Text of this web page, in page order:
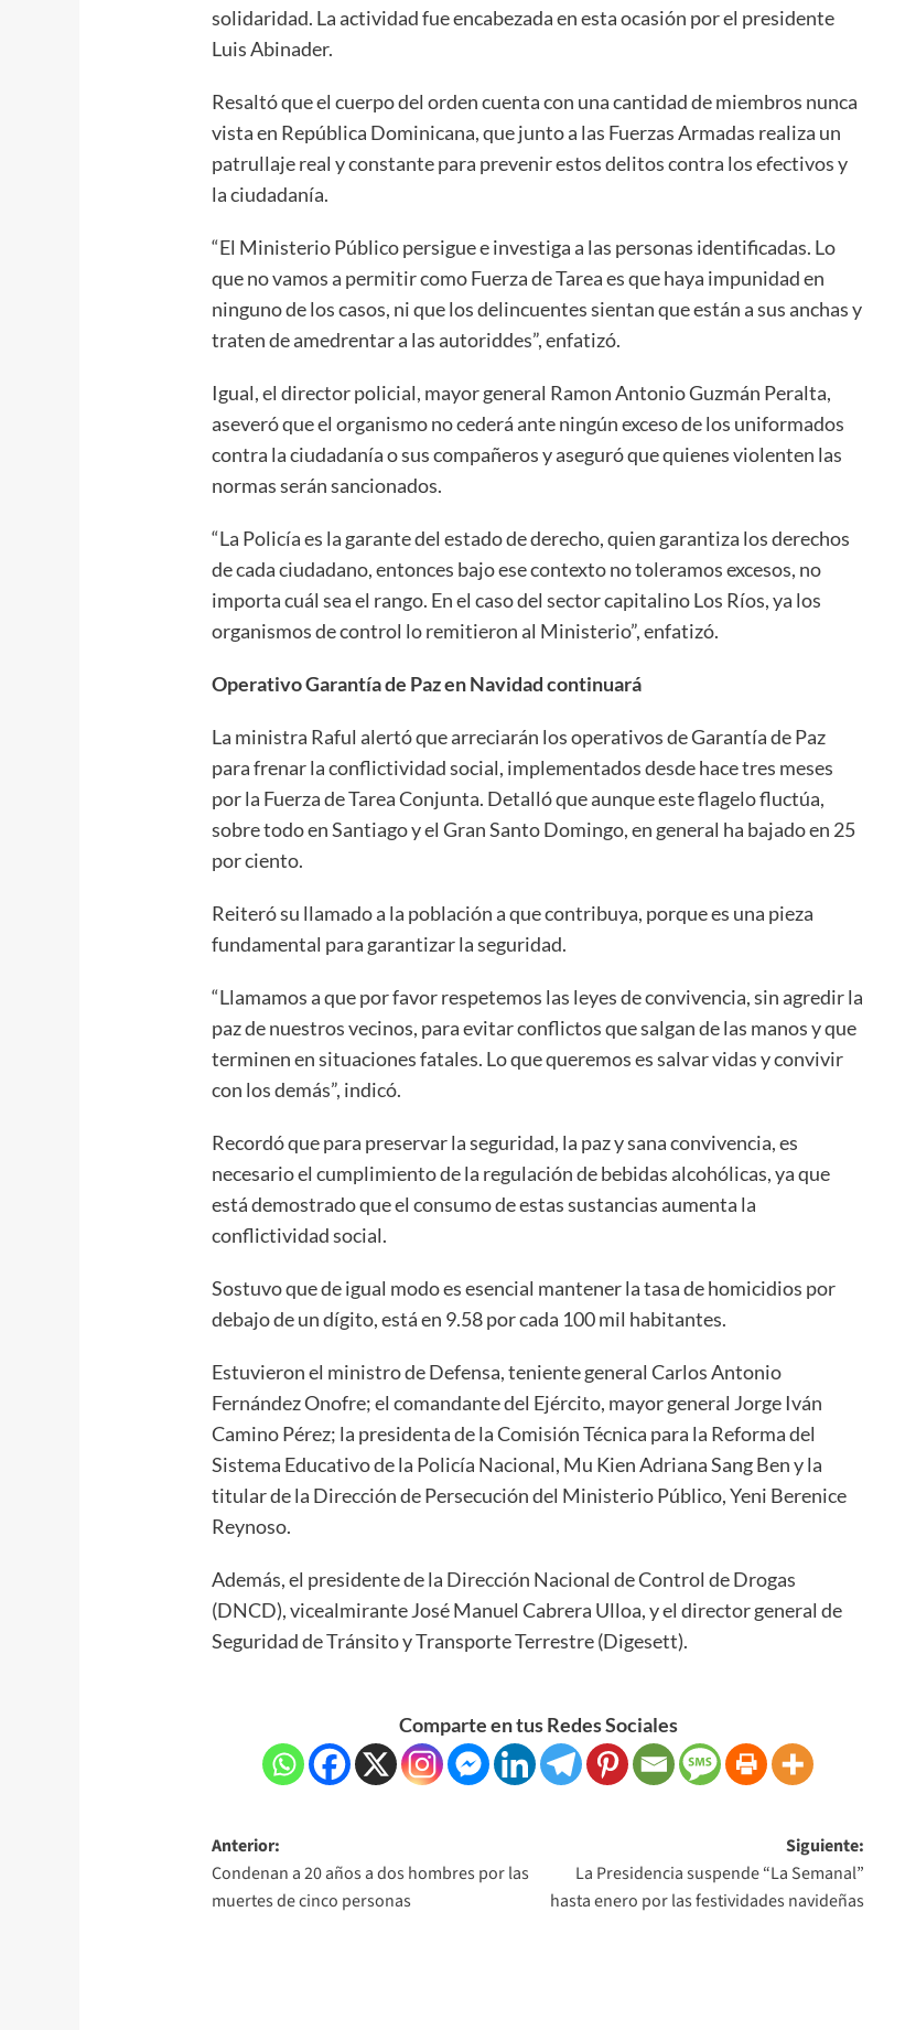
solidaridad. La actividad fue encabezada en esta ocasión por el presidente
Luis Abinader.
Resaltó que el cuerpo del orden cuenta con una cantidad de miembros nunca
vista en República Dominicana, que junto a las Fuerzas Armadas realiza un
patrullaje real y constante para prevenir estos delitos contra los efectivos y
la ciudadanía.
“El Ministerio Público persigue e investiga a las personas identificadas. Lo
que no vamos a permitir como Fuerza de Tarea es que haya impunidad en
ninguno de los casos, ni que los delincuentes sientan que están a sus anchas y
traten de amedrentar a las autoriddes”, enfatizó.
Igual, el director policial, mayor general Ramon Antonio Guzmán Peralta,
aseveró que el organismo no cederá ante ningún exceso de los uniformados
contra la ciudadanía o sus compañeros y aseguró que quienes violenten las
normas serán sancionados.
“La Policía es la garante del estado de derecho, quien garantiza los derechos
de cada ciudadano, entonces bajo ese contexto no toleramos excesos, no
importa cuál sea el rango. En el caso del sector capitalino Los Ríos, ya los
organismos de control lo remitieron al Ministerio”, enfatizó.
Operativo Garantía de Paz en Navidad continuará
La ministra Raful alertó que arreciarán los operativos de Garantía de Paz
para frenar la conflictividad social, implementados desde hace tres meses
por la Fuerza de Tarea Conjunta. Detalló que aunque este flagelo fluctúa,
sobre todo en Santiago y el Gran Santo Domingo, en general ha bajado en 25
por ciento.
Reiteró su llamado a la población a que contribuya, porque es una pieza
fundamental para garantizar la seguridad.
“Llamamos a que por favor respetemos las leyes de convivencia, sin agredir la
paz de nuestros vecinos, para evitar conflictos que salgan de las manos y que
terminen en situaciones fatales. Lo que queremos es salvar vidas y convivir
con los demás”, indicó.
Recordó que para preservar la seguridad, la paz y sana convivencia, es
necesario el cumplimiento de la regulación de bebidas alcohólicas, ya que
está demostrado que el consumo de estas sustancias aumenta la
conflictividad social.
Sostuvo que de igual modo es esencial mantener la tasa de homicidios por
debajo de un dígito, está en 9.58 por cada 100 mil habitantes.
Estuvieron el ministro de Defensa, teniente general Carlos Antonio
Fernández Onofre; el comandante del Ejército, mayor general Jorge Iván
Camino Pérez; la presidenta de la Comisión Técnica para la Reforma del
Sistema Educativo de la Policía Nacional, Mu Kien Adriana Sang Ben y la
titular de la Dirección de Persecución del Ministerio Público, Yeni Berenice
Reynoso.
Además, el presidente de la Dirección Nacional de Control de Drogas
(DNCD), vicealmirante José Manuel Cabrera Ulloa, y el director general de
Seguridad de Tránsito y Transporte Terrestre (Digesett).
Comparte en tus Redes Sociales
Anterior:
Condenan a 20 años a dos hombres por las
muertes de cinco personas
Siguiente:
La Presidencia suspende “La Semanal”
hasta enero por las festividades navideñas